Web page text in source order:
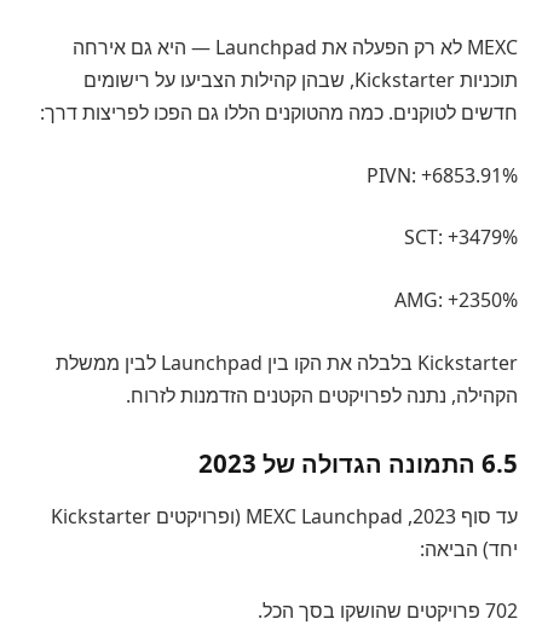
MEXC לא רק הפעלה את Launchpad — היא גם אירחה
תוכניות Kickstarter, שבהן קהילות הצביעו על רישומים
חדשים לטוקנים. כמה מהטוקנים הללו גם הפכו לפריצות דרך:
PIVN: +6853.91%
SCT: +3479%
AMG: +2350%
Kickstarter בלבלה את הקו בין Launchpad לבין ממשלת
הקהילה, נתנה לפרויקטים הקטנים הזדמנות לזרוח.
6.5 התמונה הגדולה של 2023
עד סוף 2023, MEXC Launchpad (ופרויקטים Kickstarter
יחד) הביאה:
702 פרויקטים שהושקו בסך הכל.